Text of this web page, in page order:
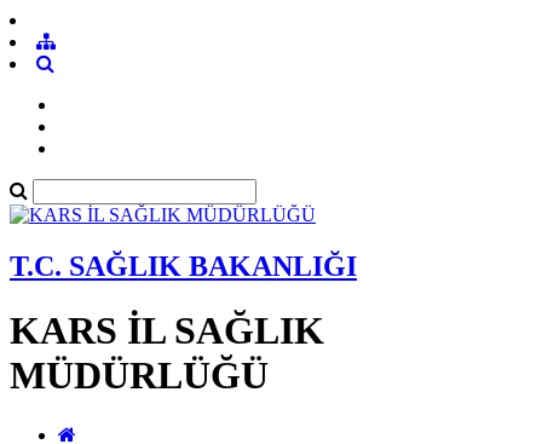
T.C. SAĞLIK BAKANLIĞI
KARS İL SAĞLIK
MÜDÜRLÜĞÜ